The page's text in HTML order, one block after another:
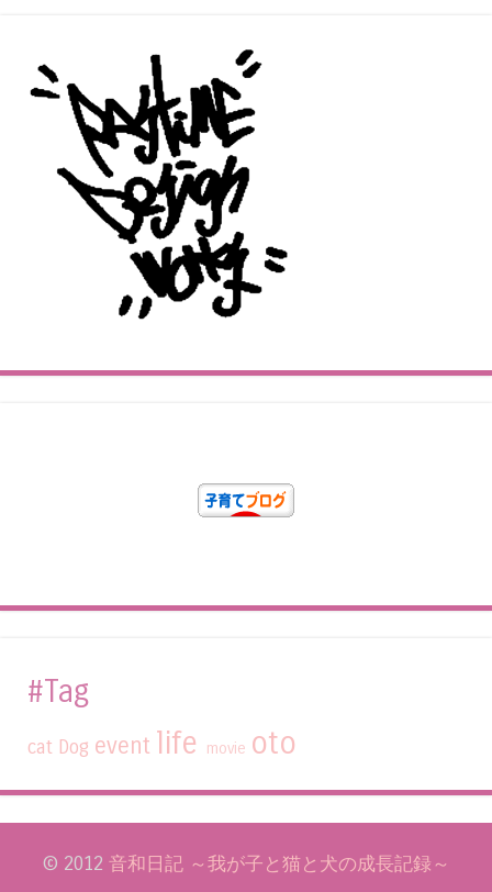
#Tag
cat Dog event life movie oto
© 2012 音和日記 ～我が子と猫と犬の成長記録～